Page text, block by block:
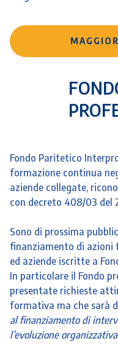
Fondo Paritetico
formazione continua
aziende collegate,
con decreto 408/03 del
Sono di prossima
finanziamento di azioni
ed aziende iscritte a
In particolare il Fondo
presentate richieste
formativa ma che sarà
al finanziamento di
l’evoluzione